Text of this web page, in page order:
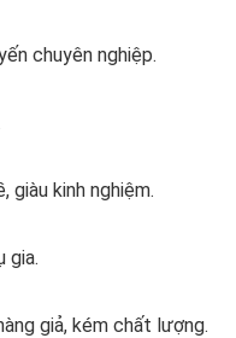
chuyên nghiệp.
giàu kinh nghiệm.
gia.
giả, kém chất lượng.